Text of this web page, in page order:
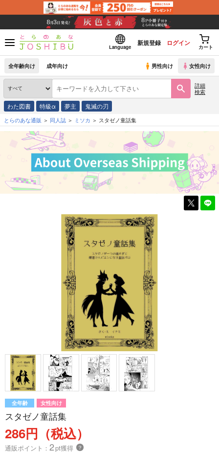
Language
新規登録 ログイン
カート
全年齢向け 成年向け 男性向け 女性向け
詳細
検索
わた図書 特級α 夢主 鬼滅の刃
とらのあな通販 同人誌 ミソカ スタゼノ童話集
全年齢 女性向け
スタゼノ童話集
286円（税込）
通販ポイント： 2pt獲得 ？